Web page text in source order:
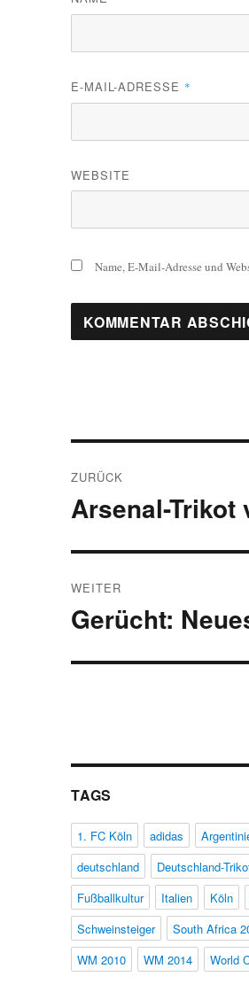
E-MAIL-ADRESSE *
WEBSITE
Name, E-Mail-Adresse und
ZURÜCK
Vorheriger
Arsenal-Trikot
WEITER
Nächster
Gerücht:
TAGS
1. FC Köln adidas
deutschland
Deutschland-
Fußballkultur
Italien Köln
Schweinsteiger
South Africa
WM 2010
WM 2014 World